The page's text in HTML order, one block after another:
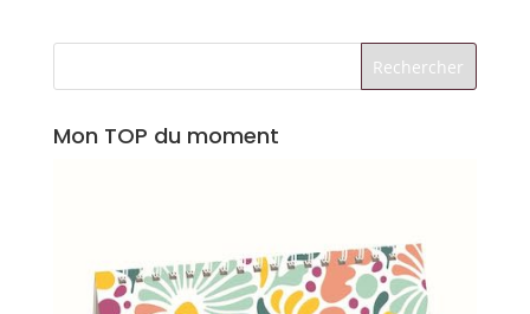
Mon TOP du moment